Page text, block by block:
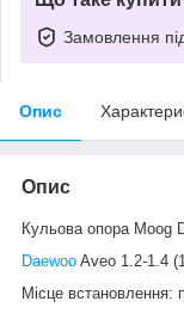
Замовлення
Опис
Опис
Кульова опора Moog
Daewoo Aveo 1.2-1.4
Місце встановлення: